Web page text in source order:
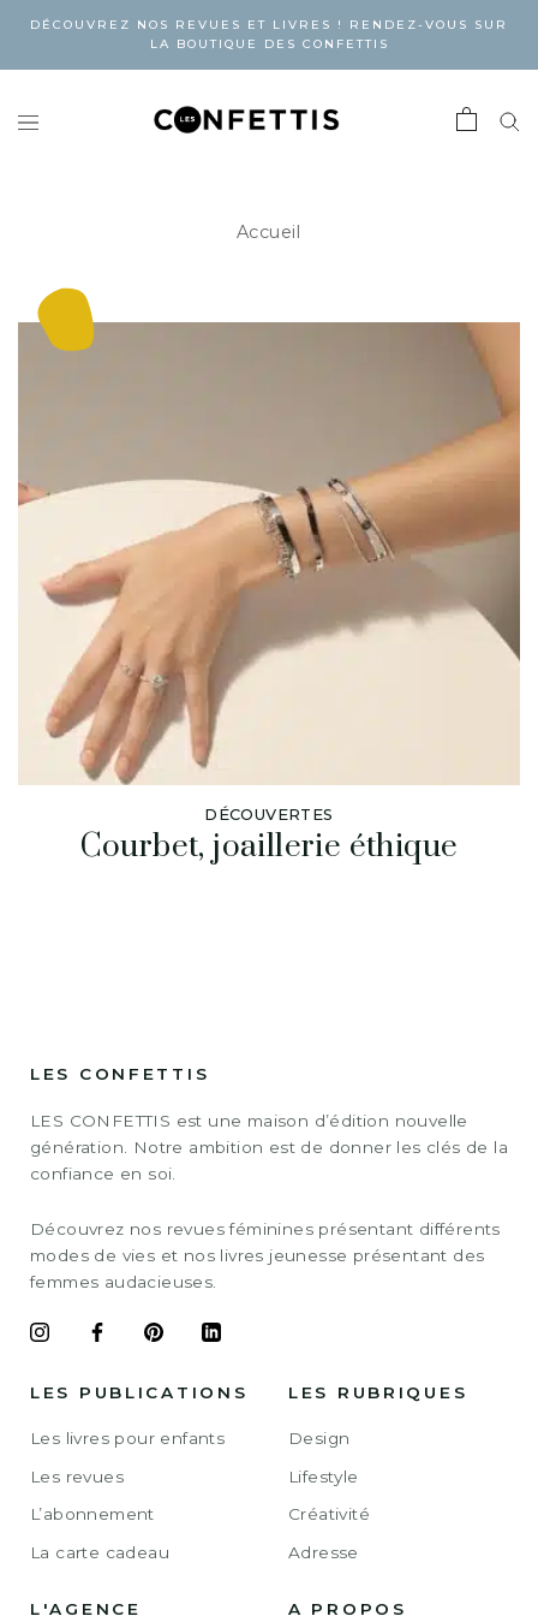
DÉCOUVREZ NOS REVUES ET LIVRES ! RENDEZ-VOUS SUR
LA BOUTIQUE DES CONFETTIS
Accueil
DÉCOUVERTES
Courbet, joaillerie éthique
LES CONFETTIS
LES CONFETTIS est une maison d’édition nouvelle
génération. Notre ambition est de donner les clés de la
confiance en soi.
Découvrez nos revues féminines présentant différents
modes de vies et nos livres jeunesse présentant des
femmes audacieuses.
LES PUBLICATIONS
Les livres pour enfants
Les revues
L’abonnement
La carte cadeau
LES RUBRIQUES
Design
Lifestyle
Créativité
Adresse
L'AGENCE A PROPOS